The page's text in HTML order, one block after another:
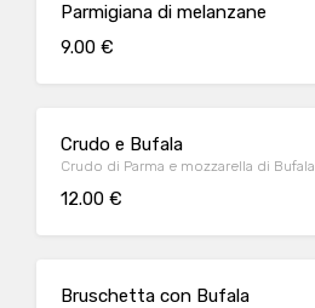
Parmigiana di melanzane
9.00 €
Crudo e Bufala
Crudo di Parma e mozzarella di Bufala
12.00 €
Bruschetta con Bufala